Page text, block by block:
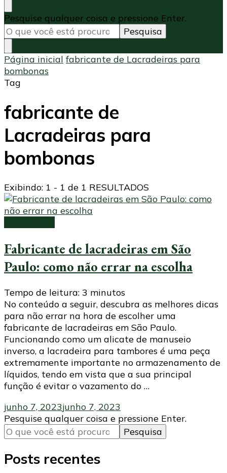
Procurando
algo?
Pesquise qualquer coisa e pressione Enter.
Página inicial fabricante de Lacradeiras para
bombonas
Tag
fabricante de
Lacradeiras para
bombonas
Exibindo: 1 - 1 de 1 RESULTADOS
Fabricante de lacradeiras em São
Paulo: como não errar na escolha
Tempo de leitura: 3 minutos
No conteúdo a seguir, descubra as melhores dicas
para não errar na hora de escolher uma
fabricante de lacradeiras em São Paulo.
Funcionando como um alicate de manuseio
inverso, a lacradeira para tambores é uma peça
extremamente importante no armazenamento de
líquidos, tendo em vista que a sua principal
função é evitar o vazamento do …
junho 7, 2023junho 7, 2023
Procurando
algo?
Pesquise qualquer coisa e pressione Enter.
Posts recentes